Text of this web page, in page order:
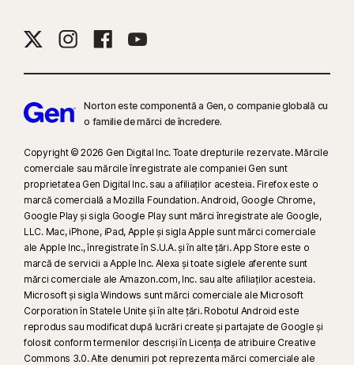
Norton este componentă a Gen, o companie globală cu
o familie de mărci de încredere.
Copyright © 2026 Gen Digital Inc. Toate drepturile rezervate. Mărcile
comerciale sau mărcile înregistrate ale companiei Gen sunt
proprietatea Gen Digital Inc. sau a afiliaților acesteia. Firefox este o
marcă comercială a Mozilla Foundation. Android, Google Chrome,
Google Play și sigla Google Play sunt mărci înregistrate ale Google,
LLC. Mac, iPhone, iPad, Apple și sigla Apple sunt mărci comerciale
ale Apple Inc., înregistrate în S.U.A. și în alte țări. App Store este o
marcă de servicii a Apple Inc. Alexa și toate siglele aferente sunt
mărci comerciale ale Amazon.com, Inc. sau alte afiliaților acesteia.
Microsoft și sigla Windows sunt mărci comerciale ale Microsoft
Corporation în Statele Unite și în alte țări. Robotul Android este
reprodus sau modificat după lucrări create și partajate de Google și
folosit conform termenilor descriși în Licența de atribuire Creative
Commons 3.0. Alte denumiri pot reprezenta mărci comerciale ale